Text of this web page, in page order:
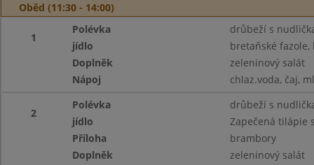
Oběd (11:30 - 14:00)
1
Polévka
drůbeží s
jídlo
bretaňské
Doplněk
zeleninový salát
Nápoj
chlaz.voda, čaj,
2
Polévka
drůbeží s
jídlo
Zapečená tilápie
Příloha
brambory
Doplněk
zeleninový salát